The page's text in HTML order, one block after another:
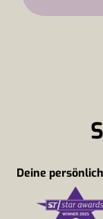
Deine